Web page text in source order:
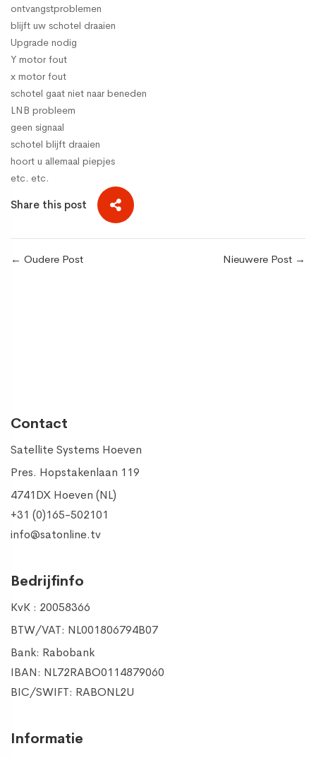
ontvangstproblemen
blijft uw schotel draaien
Upgrade nodig
Y motor fout
x motor fout
schotel gaat niet naar beneden
LNB probleem
geen signaal
schotel blijft draaien
hoort u allemaal piepjes
etc. etc.
Share this post
← Oudere Post Nieuwere Post →
Contact
Satellite Systems Hoeven
Pres. Hopstakenlaan 119
4741DX Hoeven (NL)
+31 (0)165-502101
info@satonline.tv
Bedrijfinfo
KvK : 20058366
BTW/VAT: NL001806794B07
Bank: Rabobank
IBAN: NL72RABO0114879060
BIC/SWIFT: RABONL2U
Informatie